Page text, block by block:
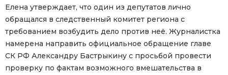
Елена утверждает, что один из депутатов лично
обращался в следственный комитет региона с
требованием возбудить дело против неё. Журналистка
намерена направить официальное обращение главе
СК РФ Александру Бастрыкину с просьбой провести
проверку по фактам возможного вмешательства в